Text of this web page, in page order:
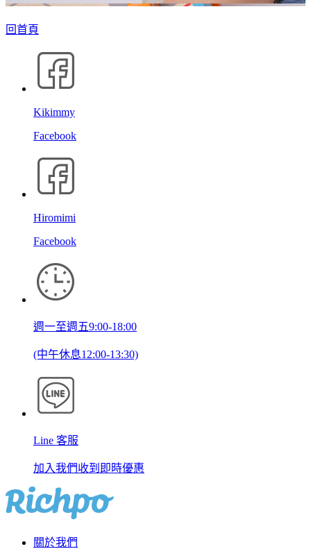
回首頁
Kikimmy
Facebook
Hiromimi
Facebook
週一至週五9:00-18:00
(中午休息12:00-13:30)
Line 客服
加入我們收到即時優惠
關於我們